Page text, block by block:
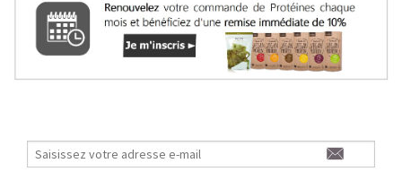
🍵 MATCHA LATTE GLACÉ